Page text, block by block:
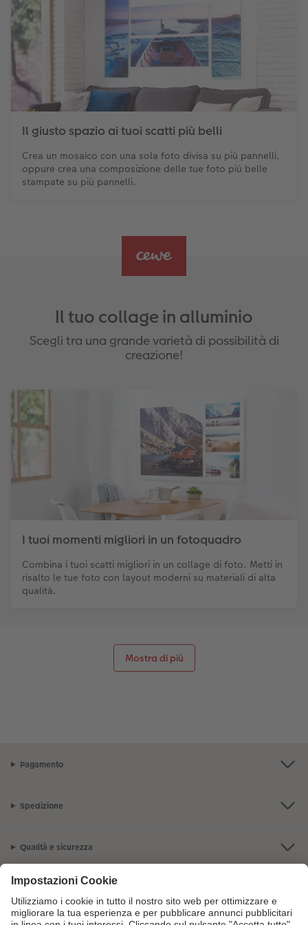
Il giusto spazio ai tuoi scatti più belli
Crea un mosaico con una sola foto divisa su più pannelli,
oppure crea una composizione delle tue foto più belle
stampate su più pannelli.
Il tuo collage in alluminio
Scegli tra una grande varietà di possibilità di
creazione!
I tuoi momenti migliori in un fotoquadro
Combina i tuoi scatti migliori in un collage di foto. Metti in
risalto le tue foto con layout moderni su materiali di alta
qualità.
Mostra di più
Pagamento
Spedizione
Qualità e sicurezza
Servizio clienti